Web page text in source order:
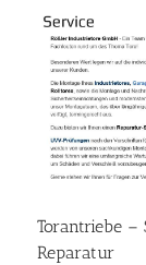
Torantriebe
Reparatur